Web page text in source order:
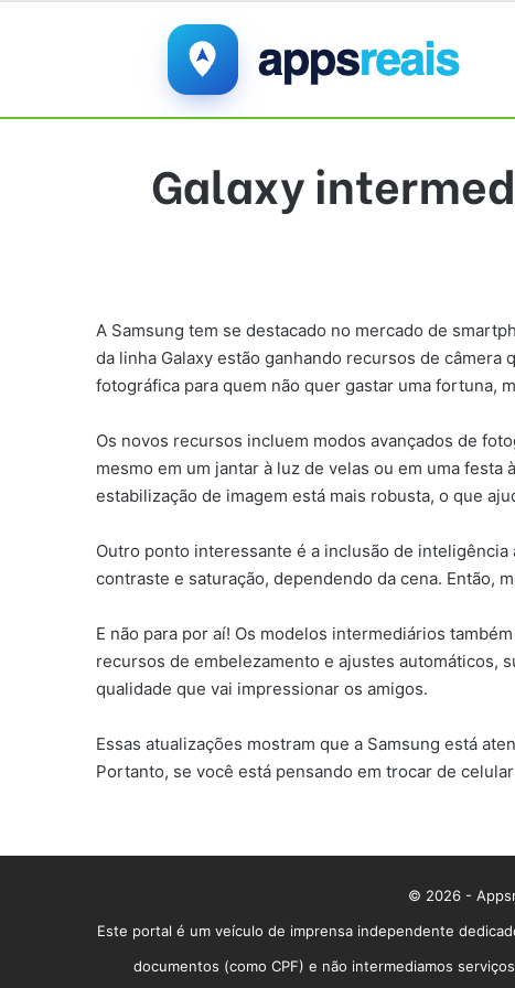
Galaxy
A Samsung tem se destacado no mercado de
da linha Galaxy estão ganhando recursos de
fotográfica para quem não quer gastar uma fortuna,
Os novos recursos incluem modos avançados de
mesmo em um jantar à luz de velas ou em uma
estabilização de imagem está mais robusta, o que
Outro ponto interessante é a inclusão de
contraste e saturação, dependendo da cena. Então,
E não para por aí! Os modelos intermediários
recursos de embelezamento e ajustes automáticos,
qualidade que vai impressionar os amigos.
Essas atualizações mostram que a Samsung está
Portanto, se você está pensando em trocar de
© 2026 -
Este portal é um veículo de imprensa independente
documentos (como CPF) e não intermediamos